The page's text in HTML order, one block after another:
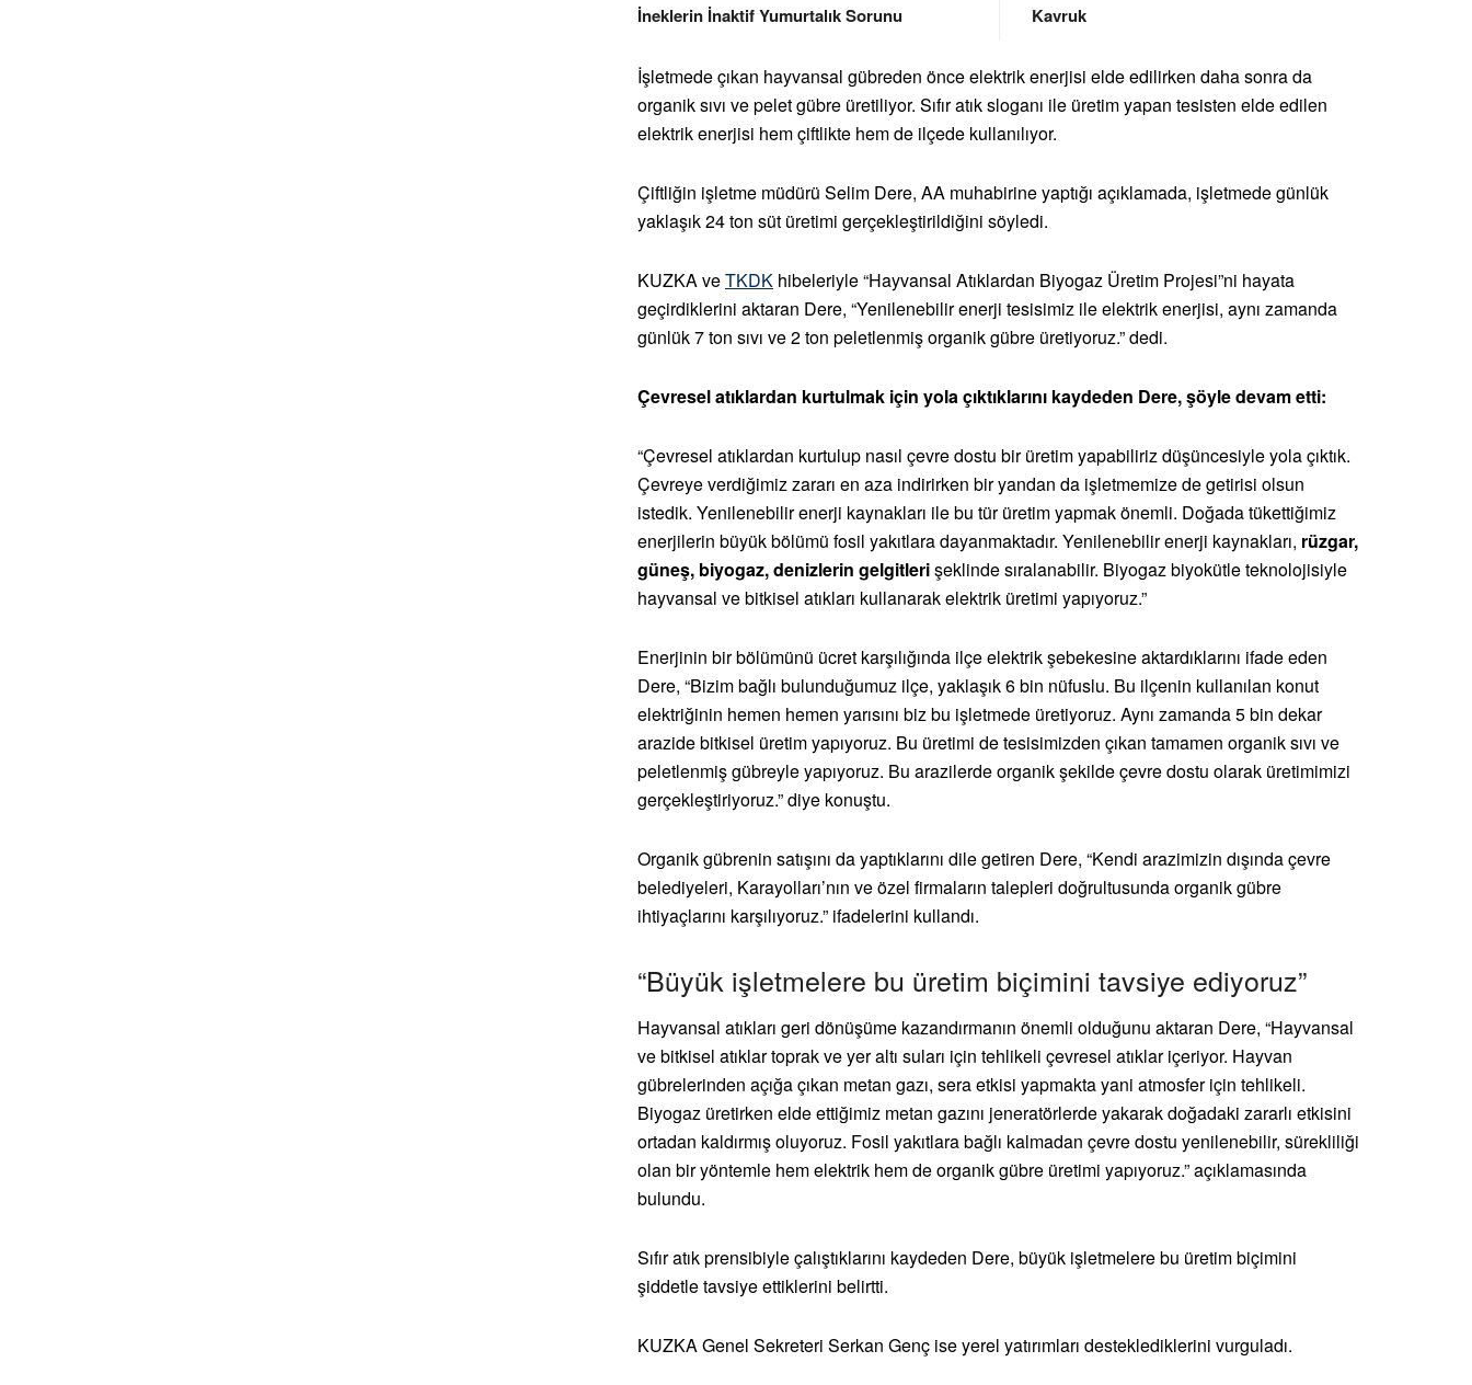
İneklerin İnaktif Yumurtalık Sorunu
Kavruk
İşletmede çıkan hayvansal gübreden önce elektrik enerjisi elde edilirken daha sonra da
organik sıvı ve pelet gübre üretiliyor. Sıfır atık sloganı ile üretim yapan tesisten elde edilen
elektrik enerjisi hem çiftlikte hem de ilçede kullanılıyor.
Çiftliğin işletme müdürü Selim Dere, AA muhabirine yaptığı açıklamada, işletmede günlük
yaklaşık 24 ton süt üretimi gerçekleştirildiğini söyledi.
KUZKA veTKDK hibeleriyle “Hayvansal Atıklardan Biyogaz Üretim Projesi”ni hayata
geçirdiklerini aktaran Dere, “Yenilenebilir enerji tesisimiz ile elektrik enerjisi, aynı zamanda
günlük 7 ton sıvı ve 2 ton peletlenmiş organik gübre üretiyoruz.” dedi.
Çevresel atıklardan kurtulmak için yola çıktıklarını kaydeden Dere, şöyle devam etti:
“Çevresel atıklardan kurtulup nasıl çevre dostu bir üretim yapabiliriz düşüncesiyle yola çıktık.
Çevreye verdiğimiz zararı en aza indirirken bir yandan da işletmemize de getirisi olsun
istedik. Yenilenebilir enerji kaynakları ile bu tür üretim yapmak önemli. Doğada tükettiğimiz
enerjilerin büyük bölümü fosil yakıtlara dayanmaktadır. Yenilenebilir enerji kaynakları, rüzgar,
güneş, biyogaz, denizlerin gelgitlerişeklinde sıralanabilir. Biyogaz biyokütle teknolojisiyle
hayvansal ve bitkisel atıkları kullanarak elektrik üretimi yapıyoruz.”
Enerjinin bir bölümünü ücret karşılığında ilçe elektrik şebekesine aktardıklarını ifade eden
Dere, “Bizim bağlı bulunduğumuz ilçe, yaklaşık 6 bin nüfuslu. Bu ilçenin kullanılan konut
elektriğinin hemen hemen yarısını biz bu işletmede üretiyoruz. Aynı zamanda 5 bin dekar
arazide bitkisel üretim yapıyoruz. Bu üretimi de tesisimizden çıkan tamamen organik sıvı ve
peletlenmiş gübreyle yapıyoruz. Bu arazilerde organik şekilde çevre dostu olarak üretimimizi
gerçekleştiriyoruz.” diye konuştu.
Organik gübrenin satışını da yaptıklarını dile getiren Dere, “Kendi arazimizin dışında çevre
belediyeleri, Karayolları’nın ve özel firmaların talepleri doğrultusunda organik gübre
ihtiyaçlarını karşılıyoruz.” ifadelerini kullandı.
“Büyük işletmelere bu üretim biçimini tavsiye ediyoruz”
Hayvansal atıkları geri dönüşüme kazandırmanın önemli olduğunu aktaran Dere, “Hayvansal
ve bitkisel atıklar toprak ve yer altı suları için tehlikeli çevresel atıklar içeriyor. Hayvan
gübrelerinden açığa çıkan metan gazı, sera etkisi yapmakta yani atmosfer için tehlikeli.
Biyogaz üretirken elde ettiğimiz metan gazını jeneratörlerde yakarak doğadaki zararlı etkisini
ortadan kaldırmış oluyoruz. Fosil yakıtlara bağlı kalmadan çevre dostu yenilenebilir, sürekliliği
olan bir yöntemle hem elektrik hem de organik gübre üretimi yapıyoruz.” açıklamasında
bulundu.
Sıfır atık prensibiyle çalıştıklarını kaydeden Dere, büyük işletmelere bu üretim biçimini
şiddetle tavsiye ettiklerini belirtti.
KUZKA Genel Sekreteri Serkan Genç ise yerel yatırımları desteklediklerini vurguladı.